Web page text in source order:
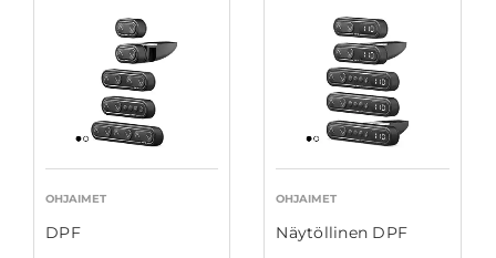
OHJAIMET
DPF
OHJAIMET
Näytöllinen DPF